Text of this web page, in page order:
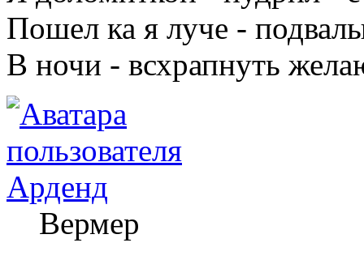
Пошел ка я луче -
В ночи - всхрапнуть
Арденд
Вермер